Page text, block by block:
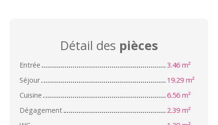
Détail des pièces
Entrée
3.46 m²
Séjour
19.29 m²
Cuisine
6.56 m²
Dégagement
2.39 m²